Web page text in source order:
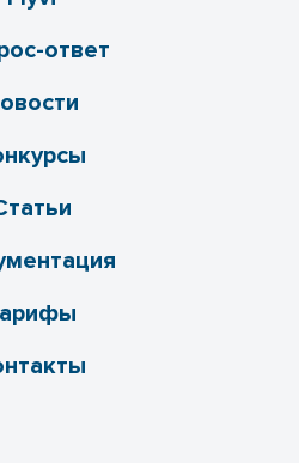
ответ